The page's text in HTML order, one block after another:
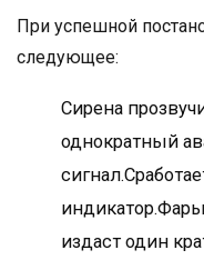
При успешной
следующее:
Сирена
однократный
издаст один